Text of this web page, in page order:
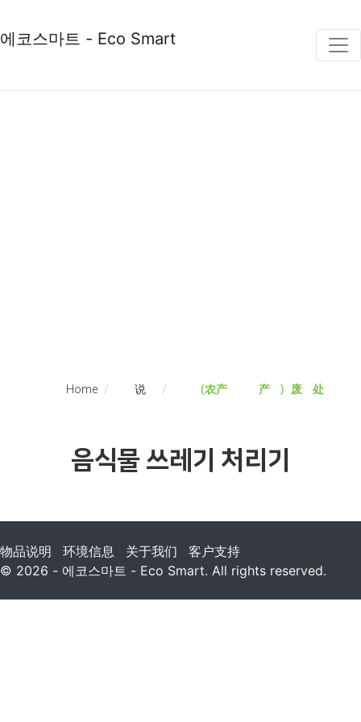
에코스마트 - Eco Smart
Home 物品说明 有机（农产品和水产品）废物处理者
음식물 쓰레기 처리기
物品说明 环境信息 关于我们
客户支持
© 2026 - 에코스마트 - Eco Smart. All rights reserved.